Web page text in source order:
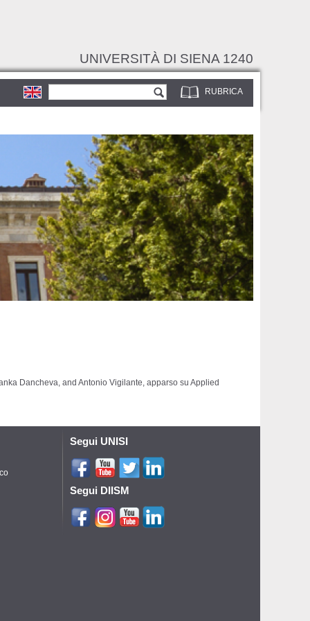
UNIVERSITÀ DI SIENA 1240
RUBRICA
Form di ricerca
Dancheva, and Antonio Vigilante, apparso su Applied
Segui UNISI
Segui DIISM